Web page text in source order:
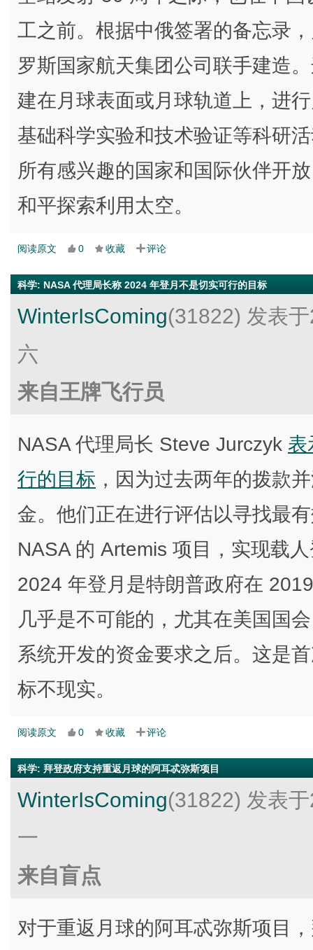
工之前。根据中俄签署的备忘录
罗斯国家航天集团公司联手建造
建在月球表面或月球轨道上，进
基础科学实验和技术验证等科研
所有感兴趣的国家和国际伙伴开
和平探索利用太空。
阅读原文 0 收藏 评论
科学: NASA 代理局长称 2024 年登月不是切实可行的目标
WinterIsComing(31822) 发表
六
来自王牌飞行员
NASA 代理局长 Steve Jurczyk 表
行的目标 ，因为过去两年的拨款
金。他们正在进行评估以寻找最
NASA 的 Artemis 项目，实现载
2024 年登月是特朗普政府在
几乎是不可能的，尤其在美国国
系统开发的资金要求之后。这是
标不现实。
阅读原文 0 收藏 评论
科学: 拜登政府支持重返月球的阿耳忒弥斯项目
WinterIsComing(31822) 发表
一
来自盲点
对于重返月球的阿耳忒弥斯项目